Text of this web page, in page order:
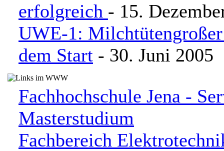
erfolgreich - 15.
UWE-1:
dem Start - 30. Juni 2005
Fachhochschule Jena -
Masterstudium
Fachbereich